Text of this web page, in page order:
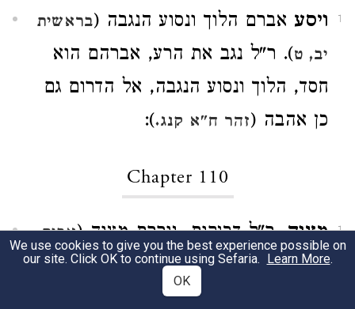
1 ויסע אברם הלוך ונסוע הנגבה (בראשית
יב, ט). ר"ל נגב את הרע, אברהם הוא
חסד, הלוך ונסוע הנגבה, אל הדרום גם
כן אהבה (זהר ח"א קנג.):
Chapter 110
1 מצוה,ר"ל דביקות, גוררת מצוה (אבות
פ"ד מ"ב). מחמת שטועם טעם ועוד
הקדושה לא ינוח אותו ליפול:
We use cookies to give you the best experience possible on
our site. Click OK to continue using Sefaria. Learn More.
OK